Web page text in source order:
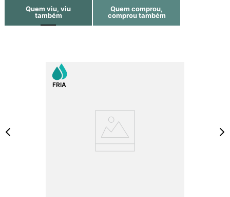
Quem viu, viu
também
Quem comprou,
comprou também